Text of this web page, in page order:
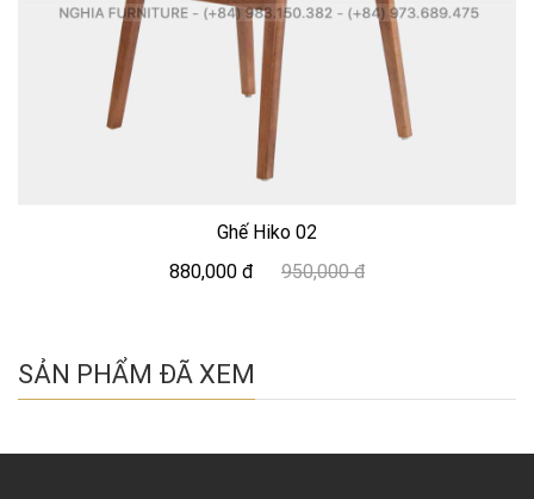
Ghế Hiko 02
880,000 đ
950,000 đ
SẢN PHẨM ĐÃ XEM